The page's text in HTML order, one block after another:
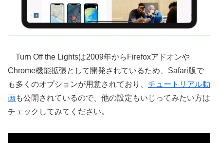
Turn Off the Lightsは2009年からFirefoxアドオンや
Chrome機能拡張として開発されているため、Safari版で
も多くのオプションが用意されており、 チュートリアル動
画も公開されているので、他の設定もいじってみたい方は
チェックしてみてください。